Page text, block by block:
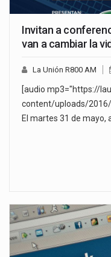
Invitan a
van a cambiar la
La Unión R800 AM
[audio mp3="https://
content/uploads/
El martes 31 de mayo,